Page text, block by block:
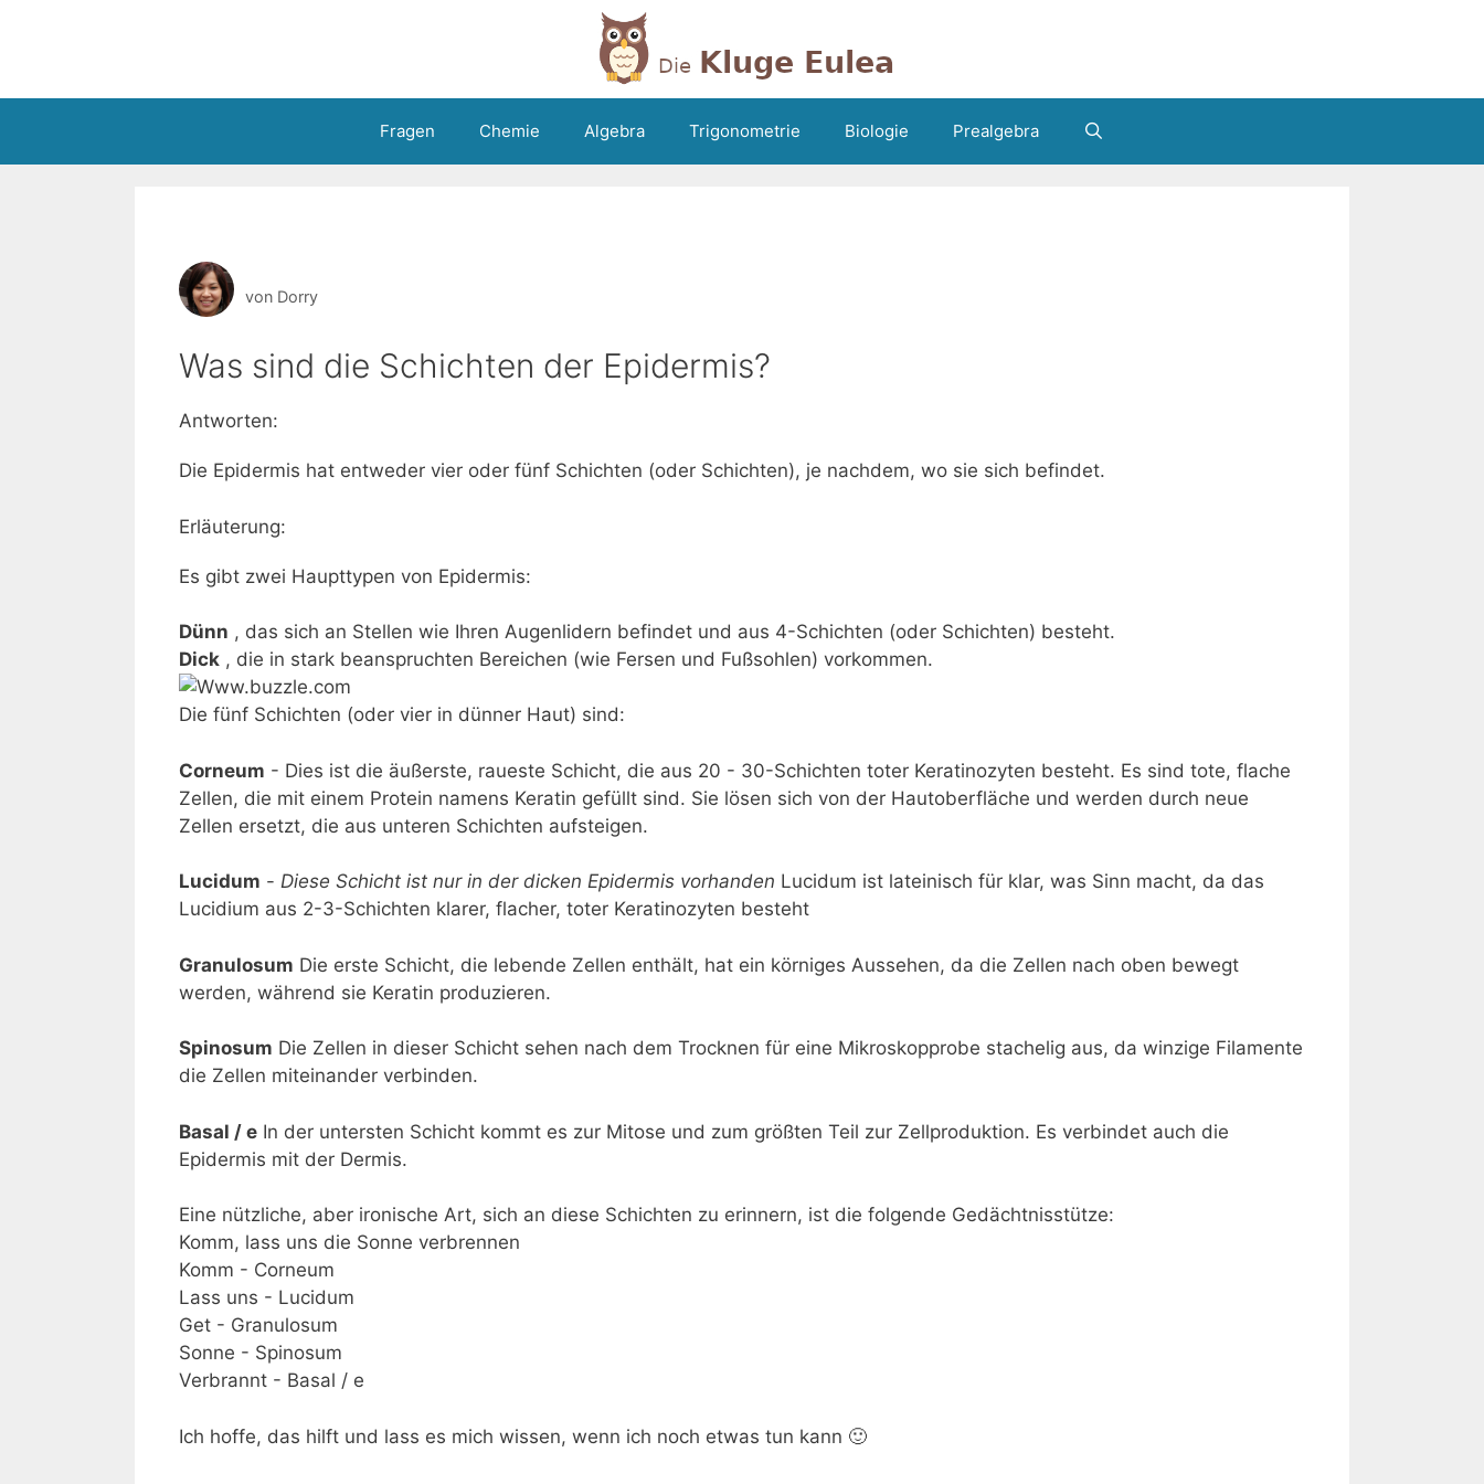
Fragen Chemie Algebra Trigonometrie Biologie Prealgebra
von Dorry
Was sind die Schichten der Epidermis?
Antworten:
Die Epidermis hat entweder vier oder fünf Schichten (oder Schichten), je nachdem, wo sie sich befindet.
Erläuterung:
Es gibt zwei Haupttypen von Epidermis:
Dünn , das sich an Stellen wie Ihren Augenlidern befindet und aus 4-Schichten (oder Schichten) besteht.
Dick , die in stark beanspruchten Bereichen (wie Fersen und Fußsohlen) vorkommen.
Die fünf Schichten (oder vier in dünner Haut) sind:
Corneum - Dies ist die äußerste, raueste Schicht, die aus 20 - 30-Schichten toter Keratinozyten besteht. Es sind tote, flache
Zellen, die mit einem Protein namens Keratin gefüllt sind. Sie lösen sich von der Hautoberfläche und werden durch neue
Zellen ersetzt, die aus unteren Schichten aufsteigen.
Lucidum - Diese Schicht ist nur in der dicken Epidermis vorhanden Lucidum ist lateinisch für klar, was Sinn macht, da das
Lucidium aus 2-3-Schichten klarer, flacher, toter Keratinozyten besteht
Granulosum Die erste Schicht, die lebende Zellen enthält, hat ein körniges Aussehen, da die Zellen nach oben bewegt
werden, während sie Keratin produzieren.
Spinosum Die Zellen in dieser Schicht sehen nach dem Trocknen für eine Mikroskopprobe stachelig aus, da winzige Filamente
die Zellen miteinander verbinden.
Basal / e In der untersten Schicht kommt es zur Mitose und zum größten Teil zur Zellproduktion. Es verbindet auch die
Epidermis mit der Dermis.
Eine nützliche, aber ironische Art, sich an diese Schichten zu erinnern, ist die folgende Gedächtnisstütze:
Komm, lass uns die Sonne verbrennen
Komm - Corneum
Lass uns - Lucidum
Get - Granulosum
Sonne - Spinosum
Verbrannt - Basal / e
Ich hoffe, das hilft und lass es mich wissen, wenn ich noch etwas tun kann 🙂